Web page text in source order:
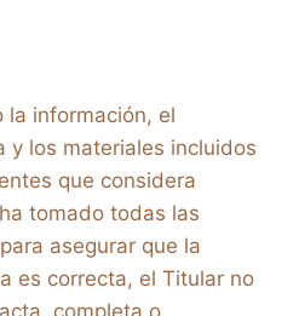
la información, el
y los materiales incluidos
que considera
tomado todas las
asegurar que la
es correcta, el Titular no
completa o